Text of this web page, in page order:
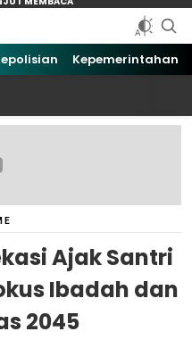
Kepemerintahan
Ajak Santri
Ibadah dan
2045